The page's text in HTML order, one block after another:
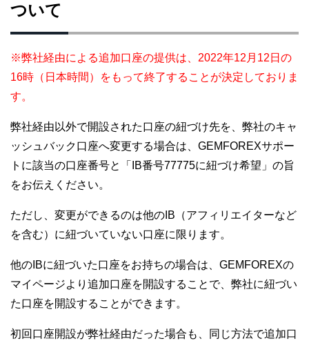
ついて
※弊社経由による追加口座の提供は、2022年12月12日の
16時（日本時間）をもって終了することが決定しておりま
す。
弊社経由以外で開設された口座の紐づけ先を、弊社のキャ
ッシュバック口座へ変更する場合は、GEMFOREXサポー
トに該当の口座番号と「IB番号77775に紐づけ希望」の旨
をお伝えください。
ただし、変更ができるのは他のIB（アフィリエイターなど
を含む）に紐づいていない口座に限ります。
他のIBに紐づいた口座をお持ちの場合は、GEMFOREXの
マイページより追加口座を開設することで、弊社に紐づい
た口座を開設することができます。
初回口座開設が弊社経由だった場合も、同じ方法で追加口